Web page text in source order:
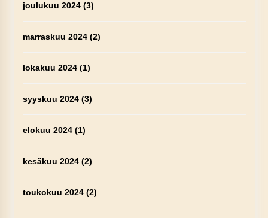
joulukuu 2024(3)
marraskuu 2024(2)
lokakuu 2024(1)
syyskuu 2024(3)
elokuu 2024(1)
kesäkuu 2024(2)
toukokuu 2024(2)